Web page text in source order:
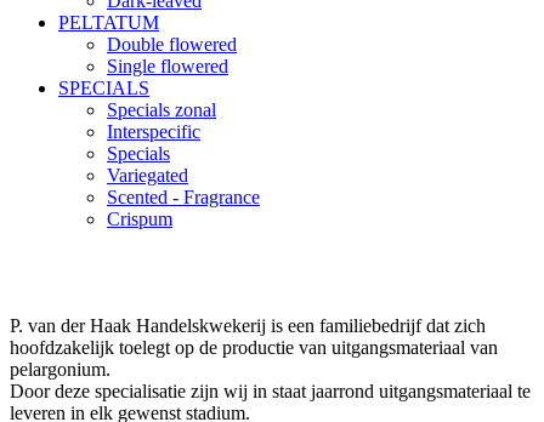
PELTATUM
Double flowered
Single flowered
SPECIALS
Specials zonal
Interspecific
Specials
Variegated
Scented - Fragrance
Crispum
P. van der Haak Handelskwekerij is een familiebedrijf dat zich
hoofdzakelijk toelegt op de productie van uitgangsmateriaal van
pelargonium.
Door deze specialisatie zijn wij in staat jaarrond uitgangsmateriaal te
leveren in elk gewenst stadium.